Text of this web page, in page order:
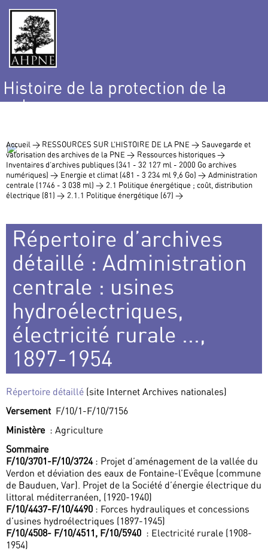
Histoire de la protection de la
nature
Accueil > RESSOURCES SUR L’HISTOIRE DE LA PNE > Sauvegarde et
valorisation des archives de la PNE > Ressources historiques >
Inventaires d’archives publiques (341 - 32 127 ml - 2000 Go archives
numériques) > Energie et climat (481 - 3 234 ml 9,6 Go) > Administration
centrale (1746 - 3 038 ml) > 2.1 Politique énergétique ; coût, distribution
électrique (81) > 2.1.1 Politique énergétique (67) >
Répertoire d’archives
détaillé : Administration
centrale : usines
hydroélectriques,
électricité rurale ...,
1897-1954
Répertoire détaillé (site Internet Archives nationales)
Versement F/10/1-F/10/7156
Ministère : Agriculture
Sommaire
F/10/3701-F/10/3724: Projet d’aménagement de la vallée du
Verdon et déviation des eaux de Fontaine-l’Evêque (commune
de Bauduen, Var). Projet de la Société d’énergie électrique du
littoral méditerranéen, (1920-1940)
F/10/4437-F/10/4490 : Forces hydrauliques et concessions
d’usines hydroélectriques (1897-1945)
F/10/4508- F/10/4511, F/10/5940 : Electricité rurale (1908-
1954)